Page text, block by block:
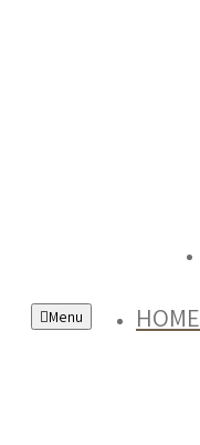
Menu HOME